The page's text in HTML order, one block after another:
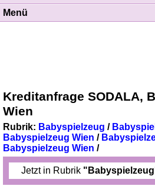
Menü
Kreditanfrage SODALA,
Wien
Rubrik: Babyspielzeug /
Babyspielzeug Wien /
Babyspielzeug Wien /
Jetzt in Rubrik